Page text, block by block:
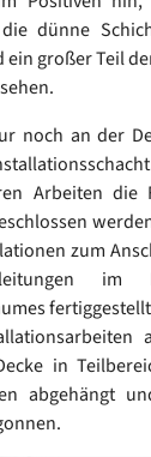
dünne
ein großer Teil
noch an der
Arbeiten die
zum
im
in
abgehängt